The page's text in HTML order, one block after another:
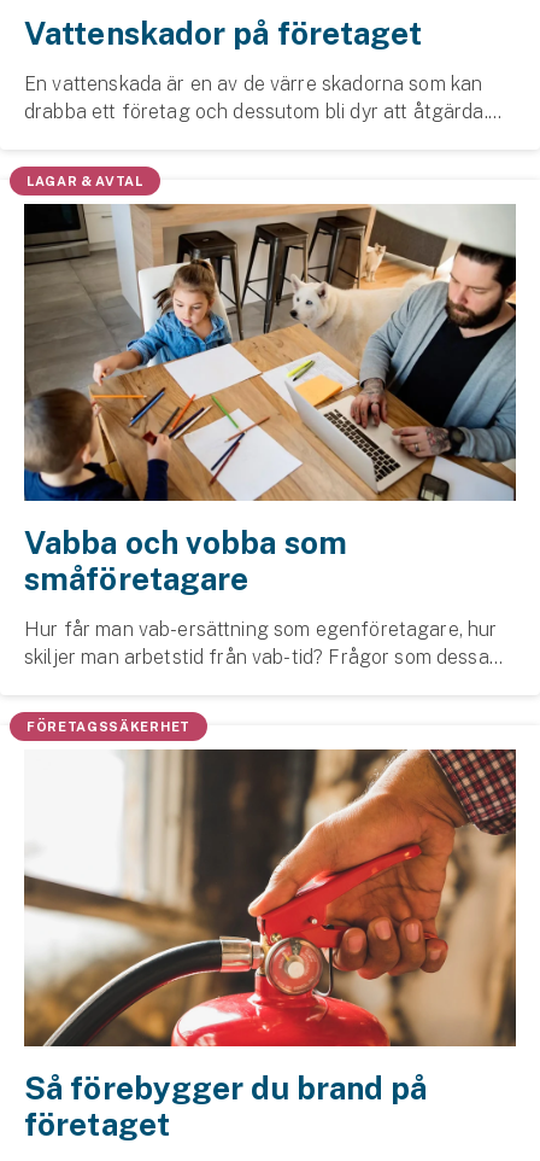
Vattenskador på företaget
En vattenskada är en av de värre skadorna som kan
drabba ett företag och dessutom bli dyr att åtgärda.
som trygghet. Som tur är kan du minska risk...
LAGAR & AVTAL
Vabba och vobba som
småföretagare
Hur får man vab-ersättning som egenföretagare, hur
skiljer man arbetstid från vab-tid? Frågor som dessa
lätt att hitta svaren. Därför har vi samla...
FÖRETAGSSÄKERHET
Så förebygger du brand på
företaget